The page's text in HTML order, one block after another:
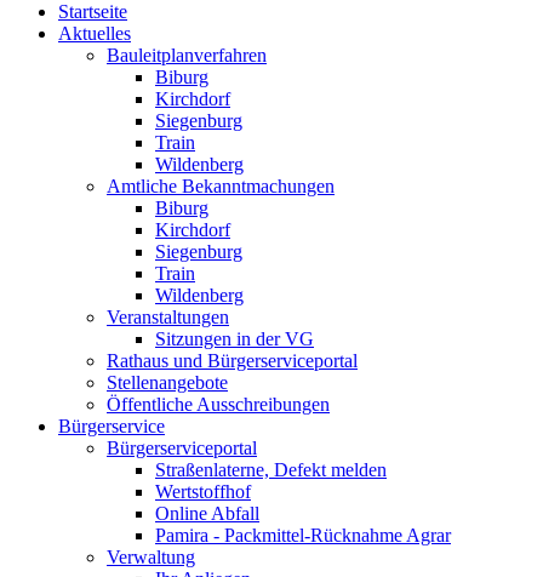
Startseite
Aktuelles
Bauleitplanverfahren
Biburg
Kirchdorf
Siegenburg
Train
Wildenberg
Amtliche Bekanntmachungen
Biburg
Kirchdorf
Siegenburg
Train
Wildenberg
Veranstaltungen
Sitzungen in der VG
Rathaus und Bürgerserviceportal
Stellenangebote
Öffentliche Ausschreibungen
Bürgerservice
Bürgerserviceportal
Straßenlaterne, Defekt melden
Wertstoffhof
Online Abfall
Pamira - Packmittel-Rücknahme Agrar
Verwaltung